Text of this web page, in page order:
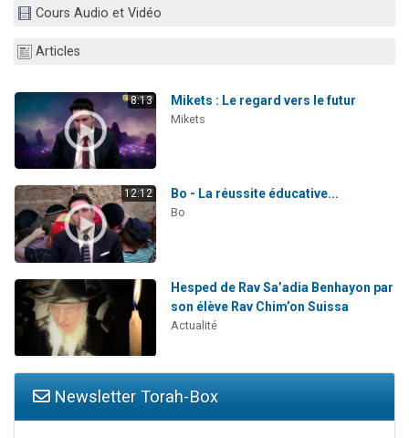
12 nouvelles musiques dans Torah-Box Music
Cours Audio et Vidéo
Articles
8:13 Mikets : Le regard vers le futur
Mikets
12:12 Bo - La réussite éducative...
Bo
Hesped de Rav Sa’adia Benhayon par
son élève Rav Chim’on Suissa
Actualité
Newsletter Torah-Box